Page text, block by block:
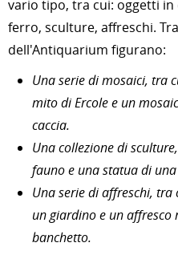
vario tipo, tra cui: oggetti
ferro, sculture, affreschi.
dell'Antiquarium figurano:
Una serie di mosaici, tra
mito di Ercole e un
caccia.
Una collezione di
fauno e una statua di
Una serie di affreschi,
un giardino e un
banchetto.